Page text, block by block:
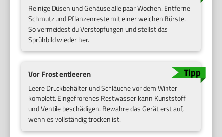
Reinige Düsen und Gehäuse alle paar Wochen. Entferne
Schmutz und Pflanzenreste mit einer weichen Bürste.
So vermeidest du Verstopfungen und stellst das
Sprühbild wieder her.
Vor Frost entleeren
Leere Druckbehälter und Schläuche vor dem Winter
komplett. Eingefrorenes Restwasser kann Kunststoff
und Ventile beschädigen. Bewahre das Gerät erst auf,
wenn es vollständig trocken ist.